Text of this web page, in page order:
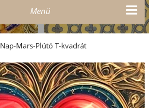
Menü
Nap-Mars-Plútó T-kvadrát